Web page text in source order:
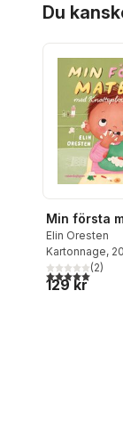
Du
Min första
Elin Oresten
Kartonnage,
5,0utav 5(2)
129 kr